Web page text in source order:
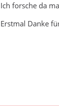
Ich forsche da
Erstmal Danke